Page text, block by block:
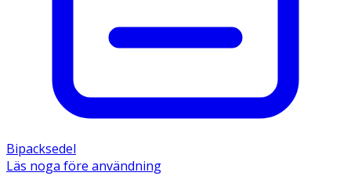
Bipacksedel
Läs noga före användning